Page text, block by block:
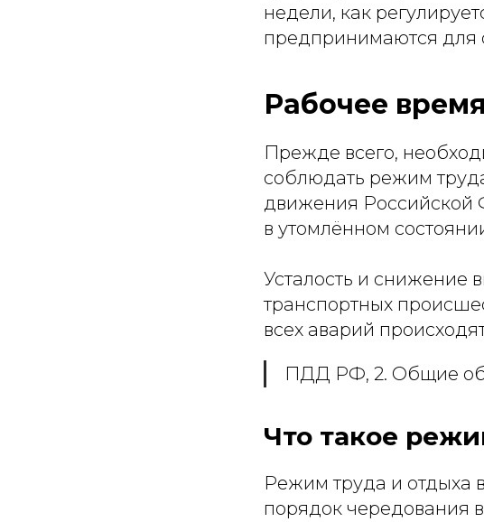
недели, как
предпринимаются для
Рабочее
Прежде всего,
соблюдать режим
движения Российской
в утомлённом
Усталость и снижение
транспортных
всех аварий
ПДД РФ, 2. Общие
Что такое
Режим труда и отдыха
порядок чередования